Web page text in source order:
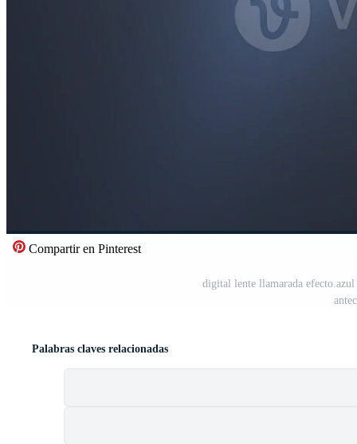
Compartir en Pinterest
digital lente llamarada
Palabras claves relacionadas